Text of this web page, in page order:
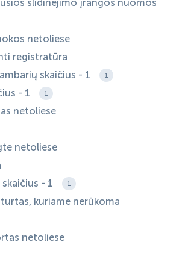
slidinėjimo įrangos nuomos
netoliese
registratūra
skaičius - 1
1
- 1 1
netoliese
netoliese
- 1
1
kuriame nerūkoma
netoliese